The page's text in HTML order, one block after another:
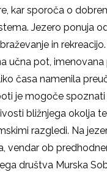
kar sporoča o
Jezero ponuja
in
učna pot, imenovana
časa namenila
je mogoče
bližnjega okolja
razgledi. Na
vendar ob
društva Murska